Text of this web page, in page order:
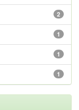
2
1
1
1